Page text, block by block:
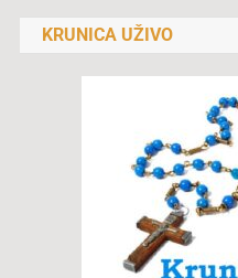
KRUNICA UŽIVO